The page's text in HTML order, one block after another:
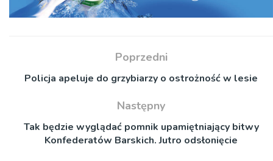
Poprzedni
Policja apeluje do grzybiarzy o ostrożność w lesie
Następny
Tak będzie wyglądać pomnik upamiętniający bitwy
Konfederatów Barskich. Jutro odsłonięcie